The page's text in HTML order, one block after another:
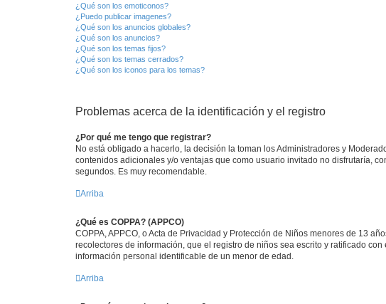
¿Qué son los emoticonos?
¿Puedo publicar imagenes?
¿Qué son los anuncios globales?
¿Qué son los anuncios?
¿Qué son los temas fijos?
¿Qué son los temas cerrados?
¿Qué son los iconos para los temas?
Problemas acerca de la identificación y el registro
¿Por qué me tengo que registrar?
No está obligado a hacerlo, la decisión la toman los Administradores y
contenidos adicionales y/o ventajas que como usuario invitado no disfrutaría,
segundos. Es muy recomendable.
Arriba
¿Qué es COPPA? (APPCO)
COPPA, APPCO, o Acta de Privacidad y Protección de Niños menores de 13
recolectores de información, que el registro de niños sea escrito y ratificado
información personal identificable de un menor de edad.
Arriba